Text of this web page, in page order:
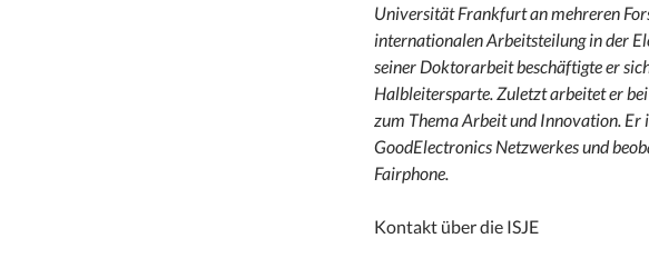
Universität Frankfurt an mehreren
internationalen Arbeitsteilung in der
seiner Doktorarbeit beschäftigte er
Halbleitersparte. Zuletzt arbeitet er
zum Thema Arbeit und Innovation.
GoodElectronics Netzwerkes und
Fairphone.
Kontakt über die ISJE